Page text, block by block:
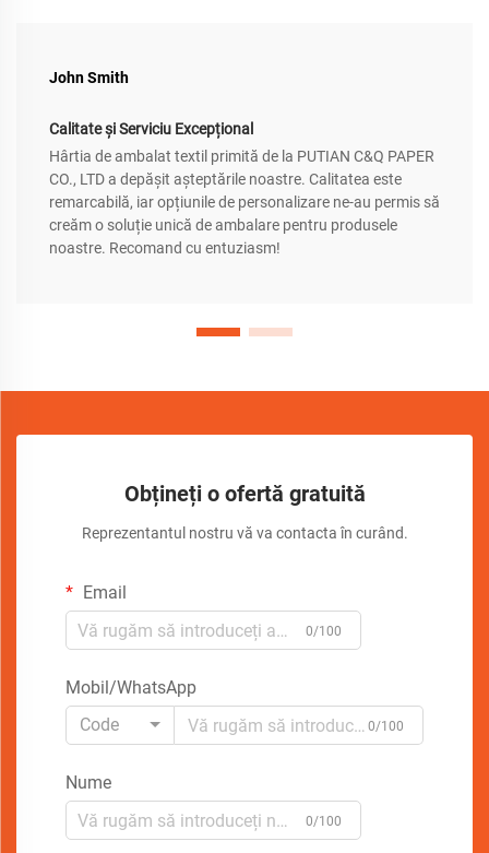
John Smith
Calitate și Serviciu Excepțional
Hârtia de ambalat textil primită de la PUTIAN C&Q PAPER
CO., LTD a depășit așteptările noastre. Calitatea este
remarcabilă, iar opțiunile de personalizare ne-au permis să
creăm o soluție unică de ambalare pentru produsele
noastre. Recomand cu entuziasm!
Obțineți o ofertă gratuită
Reprezentantul nostru vă va contacta în curând.
Email
0/100
Mobil/WhatsApp
Code
0/100
Nume
0/100